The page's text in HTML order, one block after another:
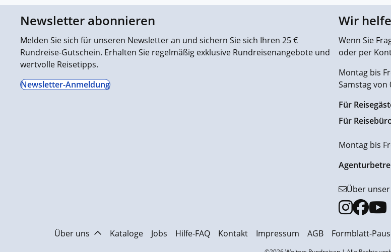
Newsletter abonnieren
Melden Sie sich für unseren Newsletter an und sichern Sie sich Ihren 25 €
Rundreise-Gutschein. Erhalten Sie regelmäßig exklusive Rundreisenangebote und
wertvolle Reisetipps.
Newsletter-Anmeldung
Wir
Wenn Sie
oder per
Montag bis
Samstag von
Für
Für
Montag bis
Über
Über uns Kataloge Jobs Hilfe-FAQ Kontakt Impressum AGB Formblatt-